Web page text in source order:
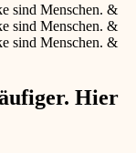
sind Menschen. &
sind Menschen. &
sind Menschen. &
Hier